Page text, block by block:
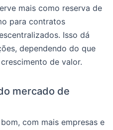
mais como reserva de
para contratos
Isso dá
dependendo do que
de valor.
mercado de
com mais empresas e